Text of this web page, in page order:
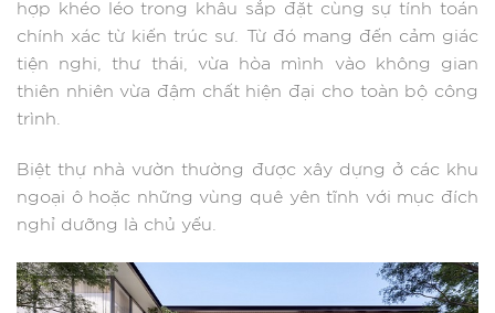
hợp khéo léo trong khâu sắp đặt cùng sự tính toán
chính xác từ kiến trúc sư. Từ đó mang đến cảm giác
tiện nghi, thư thái, vừa hòa mình vào không gian
thiên nhiên vừa đậm chất hiện đại cho toàn bộ công
trình.
Biệt thự nhà vườn thường được xây dựng ở các khu
ngoại ô hoặc những vùng quê yên tĩnh với mục đích
nghỉ dưỡng là chủ yếu.